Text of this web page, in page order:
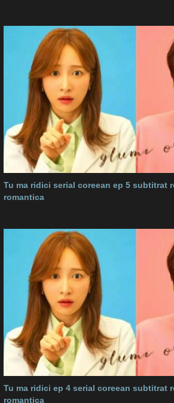
Tu ma ridici serial coreean ep 5 subtitrat
romantica
Tu ma ridici ep 4 serial coreean subtitrat
romantica